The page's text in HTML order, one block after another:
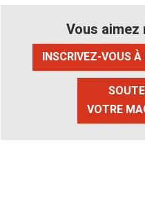
Vous aimez
INSCRIVEZ-VOUS
VOTRE